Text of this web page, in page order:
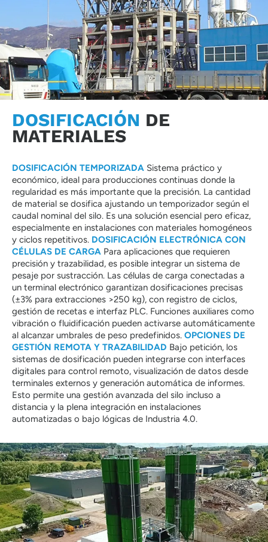
DOSIFICACIÓN DE
MATERIALES
DOSIFICACIÓN TEMPORIZADA Sistema práctico y
económico, ideal para producciones continuas donde la
regularidad es más importante que la precisión. La cantidad
de material se dosifica ajustando un temporizador según el
caudal nominal del silo. Es una solución esencial pero eficaz,
especialmente en instalaciones con materiales homogéneos
y ciclos repetitivos. DOSIFICACIÓN ELECTRÓNICA CON
CÉLULAS DE CARGA Para aplicaciones que requieren
precisión y trazabilidad, es posible integrar un sistema de
pesaje por sustracción. Las células de carga conectadas a
un terminal electrónico garantizan dosificaciones precisas
(±3% para extracciones >250 kg), con registro de ciclos,
gestión de recetas e interfaz PLC. Funciones auxiliares como
vibración o fluidificación pueden activarse automáticamente
al alcanzar umbrales de peso predefinidos. OPCIONES DE
GESTIÓN REMOTA Y TRAZABILIDAD Bajo petición, los
sistemas de dosificación pueden integrarse con interfaces
digitales para control remoto, visualización de datos desde
terminales externos y generación automática de informes.
Esto permite una gestión avanzada del silo incluso a
distancia y la plena integración en instalaciones
automatizadas o bajo lógicas de Industria 4.0.